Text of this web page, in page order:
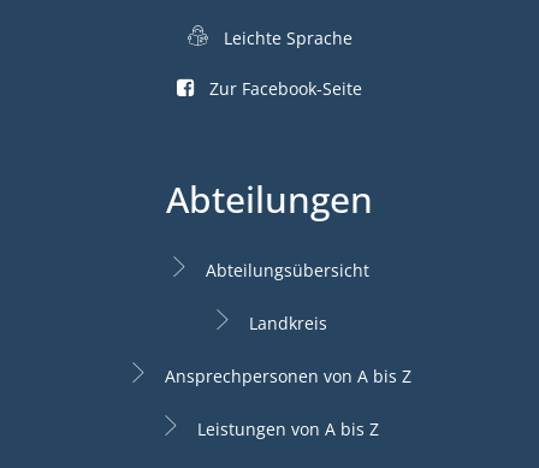
Leichte Sprache
Zur Facebook-Seite
Abteilungen
Abteilungsübersicht
Landkreis
Ansprechpersonen von A bis Z
Leistungen von A bis Z